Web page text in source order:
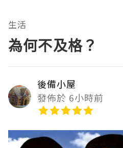
生活
為何不及格？
後備小屋
發佈於 6小時前